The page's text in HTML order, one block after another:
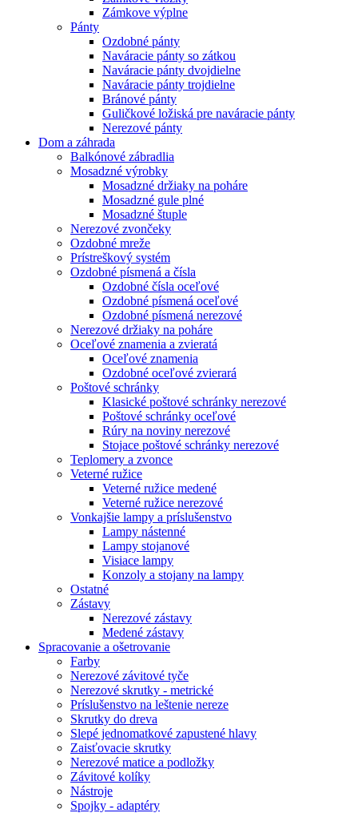
Zámkove výplne
Pánty
Ozdobné pánty
Naváracie pánty so zátkou
Naváracie pánty dvojdielne
Naváracie pánty trojdielne
Bránové pánty
Guličkové ložiská pre naváracie pánty
Nerezové pánty
Dom a záhrada
Balkónové zábradlia
Mosadzné výrobky
Mosadzné držiaky na poháre
Mosadzné gule plné
Mosadzné štuple
Nerezové zvončeky
Ozdobné mreže
Prístreškový systém
Ozdobné písmená a čísla
Ozdobné čísla oceľové
Ozdobné písmená oceľové
Ozdobné písmená nerezové
Nerezové držiaky na poháre
Oceľové znamenia a zvieratá
Oceľové znamenia
Ozdobné oceľové zvierará
Poštové schránky
Klasické poštové schránky nerezové
Poštové schránky oceľové
Rúry na noviny nerezové
Stojace poštové schránky nerezové
Teplomery a zvonce
Veterné ružice
Veterné ružice medené
Veterné ružice nerezové
Vonkajšie lampy a príslušenstvo
Lampy nástenné
Lampy stojanové
Visiace lampy
Konzoly a stojany na lampy
Ostatné
Zástavy
Nerezové zástavy
Medené zástavy
Spracovanie a ošetrovanie
Farby
Nerezové závitové tyče
Nerezové skrutky - metrické
Príslušenstvo na leštenie nereze
Skrutky do dreva
Slepé jednomatkové zapustené hlavy
Zaisťovacie skrutky
Nerezové matice a podložky
Závitové kolíky
Nástroje
Spojky - adaptéry